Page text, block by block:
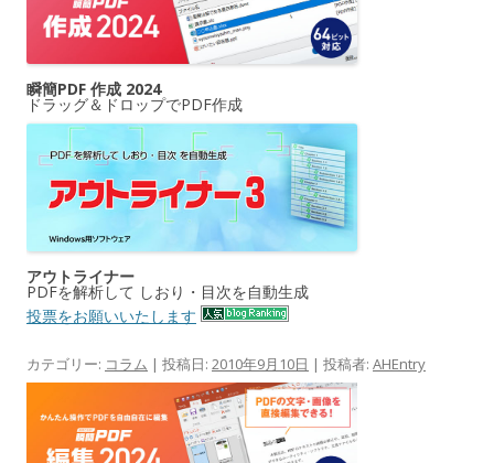
瞬簡PDF 作成 2024
ドラッグ＆ドロップでPDF作成
アウトライナー
PDFを解析して しおり・目次を自動生成
投票をお願いいたします
カテゴリー: コラム | 投稿日: 2010年9月10日 | 投稿者: AHEntry